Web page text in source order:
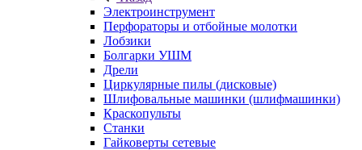
Электроинструмент
Перфораторы и отбойные молотки
Лобзики
Болгарки УШМ
Дрели
Циркулярные пилы (дисковые)
Шлифовальные машинки (шлифмашинки)
Краскопульты
Станки
Гайковерты сетевые